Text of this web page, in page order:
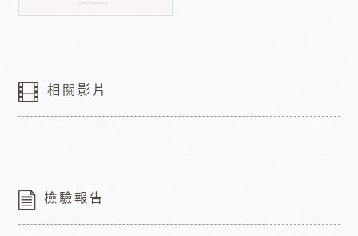
相關影片
檢驗報告